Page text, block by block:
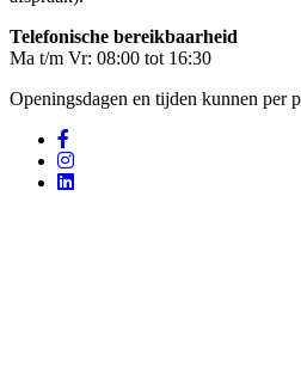
Telefonische bereikbaarheid
Ma t/m Vr: 08:00 tot 16:30
Openingsdagen en tijden kunnen per